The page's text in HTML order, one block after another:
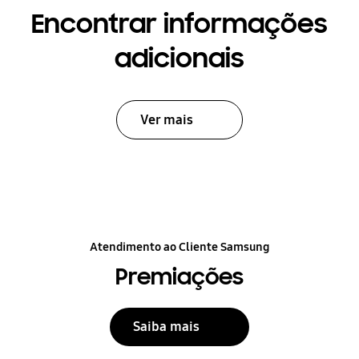
Encontrar informações
adicionais
Ver mais
Atendimento ao Cliente Samsung
Premiações
Saiba mais